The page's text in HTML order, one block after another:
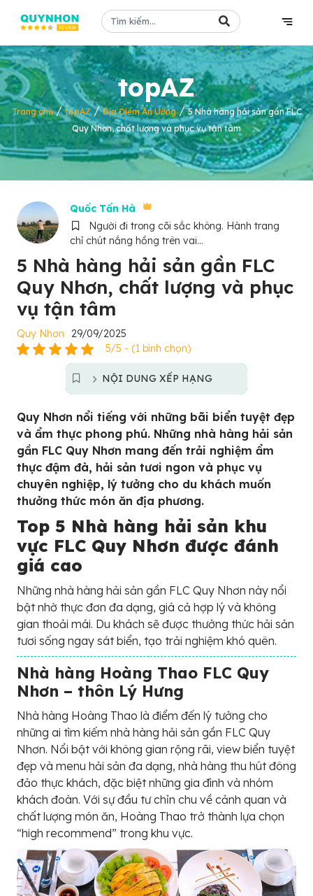
topAZ
Trang chủ/topAZ/Địa Điểm Ăn Uống/5 Nhà hàng hải sản gần FLC
Quy Nhơn, chất lượng và phục vụ tận tâm
Quốc Tấn Hà
Người đi trong cõi sắc không. Hành trang
chỉ chút nắng hồng trên vai...
5 Nhà hàng hải sản gần FLC
Quy Nhơn, chất lượng và phục
vụ tận tâm
Quy Nhơn
29/09/2025
5/5 - (1 bình chọn)
NỘI DUNG XẾP HẠNG
Quy Nhơn nổi tiếng với những bãi biển tuyệt đẹp
và ẩm thực phong phú. Những nhà hàng hải sản
gần FLC Quy Nhơn mang đến trải nghiệm ẩm
thực đậm đà, hải sản tươi ngon và phục vụ
chuyên nghiệp, lý tưởng cho du khách muốn
thưởng thức món ăn địa phương.
Top 5 Nhà hàng hải sản khu
vực FLC Quy Nhơn được đánh
giá cao
Những nhà hàng hải sản gần FLC Quy Nhơn này nổi
bật nhờ thực đơn đa dạng, giá cả hợp lý và không
gian thoải mái. Du khách sẽ được thưởng thức hải sản
tươi sống ngay sát biển, tạo trải nghiệm khó quên.
Nhà hàng Hoàng Thao FLC Quy
Nhơn – thôn Lý Hưng
Nhà hàng Hoàng Thao là điểm đến lý tưởng cho
những ai tìm kiếm nhà hàng hải sản gần FLC Quy
Nhơn. Nổi bật với không gian rộng rãi, view biển tuyệt
đẹp và menu hải sản đa dạng, nhà hàng thu hút đông
đảo thực khách, đặc biệt những gia đình và nhóm
khách đoàn. Với sự đầu tư chỉn chu về cảnh quan và
chất lượng món ăn, Hoàng Thao trở thành lựa chọn
“high recommend” trong khu vực.